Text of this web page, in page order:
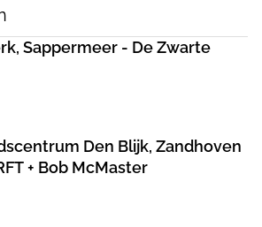
Sappermeer - De Zwarte
Den Blijk, Zandhoven
+ Bob McMaster